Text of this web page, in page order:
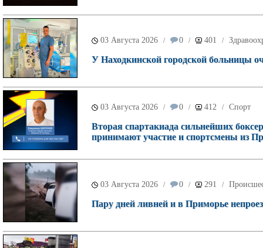
03 Августа 2026 / 0 / 401 /
У Находкинской городской больницы
03 Августа 2026 / 0 / 412 / Спорт
Вторая спартакиада сильнейших
принимают участие и спортсмены из
03 Августа 2026 / 0 / 291 /
Пару дней ливней и в Приморье